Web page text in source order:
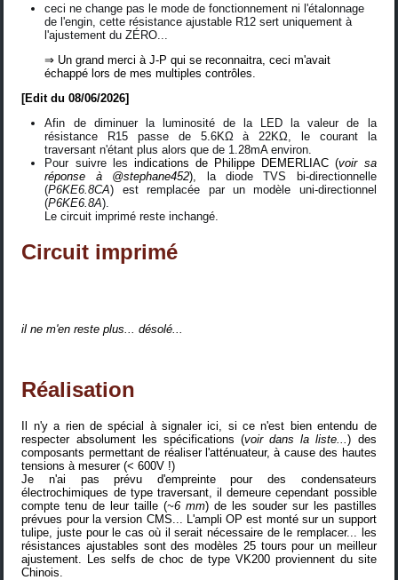
ceci ne change pas le mode de fonctionnement ni l'étalonnage
de l'engin, cette résistance ajustable R12 sert uniquement à
l'ajustement du ZÉRO...
⇒ Un grand merci à J-P qui se reconnaitra, ceci m'avait
échappé lors de mes multiples contrôles.
[Edit du 08/06/2026]
Afin de diminuer la luminosité de la LED la valeur de la
résistance R15 passe de 5.6KΩ à 22KΩ, le courant la
traversant n'étant plus alors que de 1.28mA environ.
Pour suivre les indications de Philippe DEMERLIAC (voir sa
réponse à @stephane452) , la diode TVS bi-directionnelle
(P6KE6.8CA) est remplacée par un modèle uni-directionnel
(P6KE6.8A).
Le circuit imprimé reste inchangé.
Circuit imprimé
il ne m'en reste plus... désolé...
Réalisation
Il n'y a rien de spécial à signaler ici, si ce n'est bien entendu de
respecter absolument les spécifications (voir dans la liste...) des
composants permettant de réaliser l'atténuateur, à cause des hautes
tensions à mesurer (< 600V !)
Je n'ai pas prévu d'empreinte pour des condensateurs
électrochimiques de type traversant, il demeure cependant possible
compte tenu de leur taille (~6 mm) de les souder sur les pastilles
prévues pour la version CMS... L'ampli OP est monté sur un support
tulipe, juste pour le cas où il serait nécessaire de le remplacer... les
résistances ajustables sont des modèles 25 tours pour un meilleur
ajustement. Les selfs de choc de type VK200 proviennent du site
Chinois